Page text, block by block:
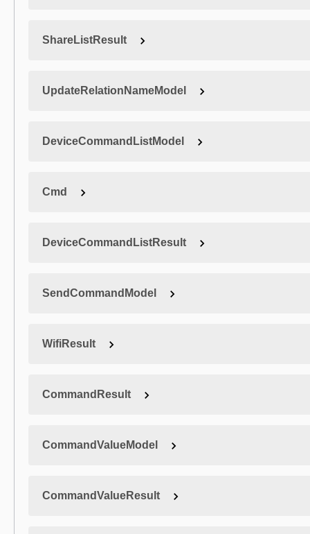
ShareListResult
UpdateRelationNameModel
DeviceCommandListModel
Cmd
DeviceCommandListResult
SendCommandModel
WifiResult
CommandResult
CommandValueModel
CommandValueResult